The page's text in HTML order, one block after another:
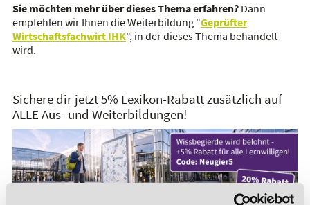
Sie möchten mehr über dieses Thema erfahren?Dann
empfehlen wir Ihnen die Weiterbildung "Geprüfter
Wirtschaftsfachwirt IHK", in der dieses Thema behandelt
wird.
Sichere dir jetzt 5% Lexikon-Rabatt zusätzlich auf
ALLE Aus- und Weiterbildungen!